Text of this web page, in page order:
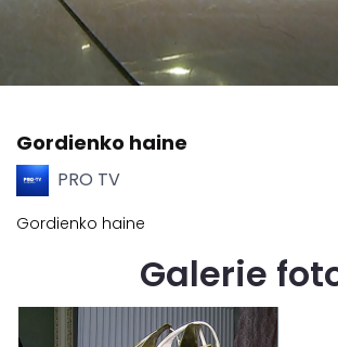
Gordienko haine
PRO TV
Gordienko haine
Galerie